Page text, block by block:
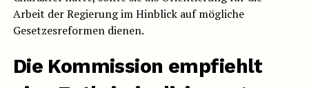
Arbeit der Regierung im Hinblick auf mögliche
Gesetzesreformen dienen.
Die Kommission empfiehlt